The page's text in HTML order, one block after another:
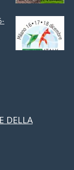
DELLA